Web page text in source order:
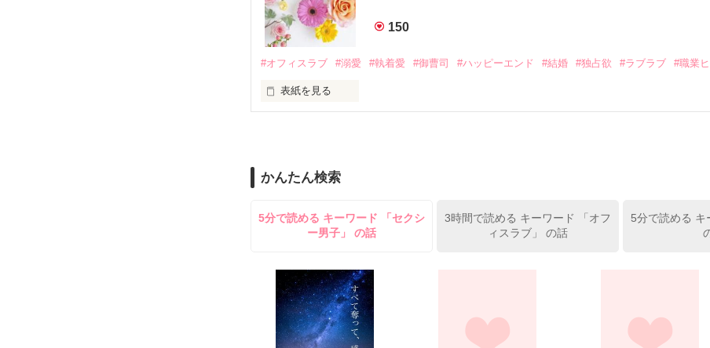
夏木美桜(なつきみお)
✕
鳴海哲平 (なるみてっぺい)
止まっていたはずの二人の時間が、再び動き出す。
150
#オフィスラブ #溺愛 #執着愛 #御曹司 #ハッピーエンド #結婚 #独占欲 #ラブラブ #職業
表紙を見る
雪瀬鷹哉（29）が『──俺と結婚してくれないか』といきなりプロポーズをしてきた上、
鷹哉『宜しくな、俺の雛子』🦅
雛子『俺の……ひぃ、雛子？！！！』🐥
シゴデキで冷徹な上司が見せる素顔は、なぜか想像以上に甘くて……🐥💓🦅
※表紙も作中使用の画像も全てフリー素材です。
※執筆期間2026.6.3〜7.20完結です。
※他サイトさんにて恋愛トレンド1位でした〜良かったら読んで頂けると嬉しいです。
かんたん検索
5分で読める キーワード 「セクシ
ー男子」 の話
3時間で読める キーワード 「オフ
ィスラブ」 の話
5分で読める キ